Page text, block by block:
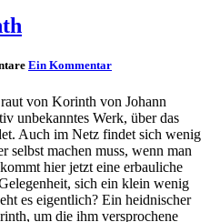
Ein Kommentar
von Korinth von Johann
unbekanntes Werk, über das
Auch im Netz findet sich wenig
selbst machen muss, wenn man
hier jetzt eine erbauliche
sich ein klein wenig
es eigentlich? Ein heidnischer
um die ihm versprochene